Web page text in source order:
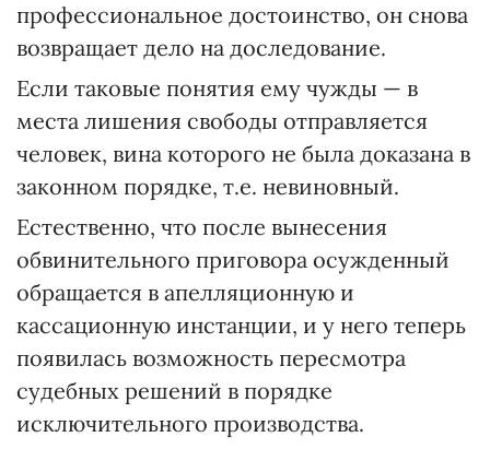
профессиональное достоинство, он снова
возвращает дело на доследование.
Если таковые понятия ему чужды — в
места лишения свободы отправляется
человек, вина которого не была доказана в
законном порядке, т.е. невиновный.
Естественно, что после вынесения
обвинительного приговора осужденный
обращается в апелляционную и
кассационную инстанции, и у него теперь
появилась возможность пересмотра
судебных решений в порядке
исключительного производства.